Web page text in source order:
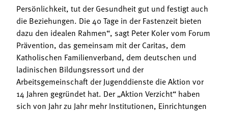
Persönlichkeit, tut der Gesundheit gut und festigt auch
die Beziehungen. Die 40 Tage in der Fastenzeit bieten
dazu den idealen Rahmen“, sagt Peter Koler vom Forum
Prävention, das gemeinsam mit der Caritas, dem
Katholischen Familienverband, dem deutschen und
ladinischen Bildungsressort und der
Arbeitsgemeinschaft der Jugenddienste die Aktion vor
14 Jahren gegründet hat. Der „Aktion Verzicht“ haben
sich von Jahr zu Jahr mehr Institutionen, Einrichtungen